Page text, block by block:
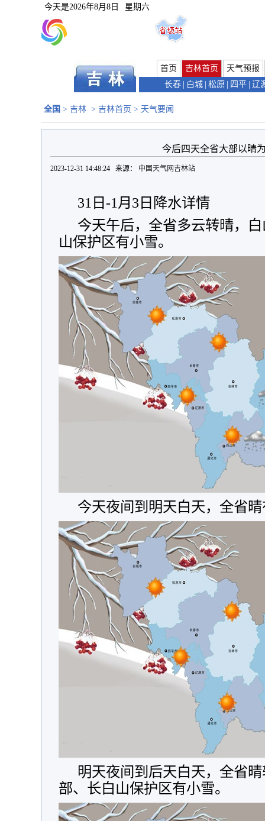
今天是2026年8月8日 星期六
首页 吉林首页
天气预报
长春
白城 松原 四平 辽
全国 > 吉林 > 吉林首页 > 天气要闻
今后四天全省大部以晴
2023-12-31 14:48:24 来源： 中国天气网吉林站
31日-1月3日降水详情
今天午后，全省多云转晴，
山保护区有小雪。
今天夜间到明天白天，全省
明天夜间到后天白天，全省
部、长白山保护区有小雪。